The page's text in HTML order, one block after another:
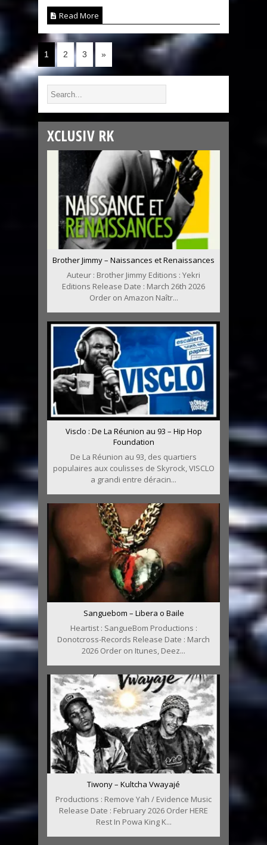
Read More
1 2 3 »
XCLUSIV RK
Brother Jimmy – Naissances et Renaissances
Auteur : Brother Jimmy Editions : Yekri
Editions Release Date : March 26th 2026
Order on Amazon Naîtr...
Visclo : De La Réunion au 93 – Hip Hop
Foundation
De La Réunion au 93, des quartiers
populaires aux coulisses de Skyrock, VISCLO
a grandi entre déracin...
Sanguebom – Libera o Baile
Heartist : SangueBom Productions :
Donotcross-Records Release Date : March
2026 Order on Itunes, Deez...
Tiwony – Kultcha Vwayajé
Productions : Remove Yah / Evidence Music
Release Date : February 2026 Order HERE
Rest In Powa King K...